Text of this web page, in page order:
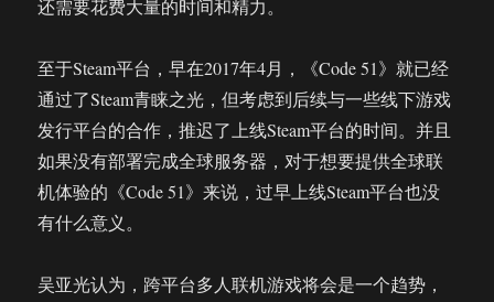
还需要花费大量的时间和精力。
至于Steam平台，早在2017年4月，《Code 51》就已经
通过了Steam青睐之光，但考虑到后续与一些线下游戏
发行平台的合作，推迟了上线Steam平台的时间。并且
如果没有部署完成全球服务器，对于想要提供全球联
机体验的《Code 51》来说，过早上线Steam平台也没
有什么意义。
吴亚光认为，跨平台多人联机游戏将会是一个趋势，